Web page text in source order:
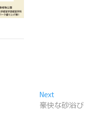
NextNext
post:
豪快な砂浴び